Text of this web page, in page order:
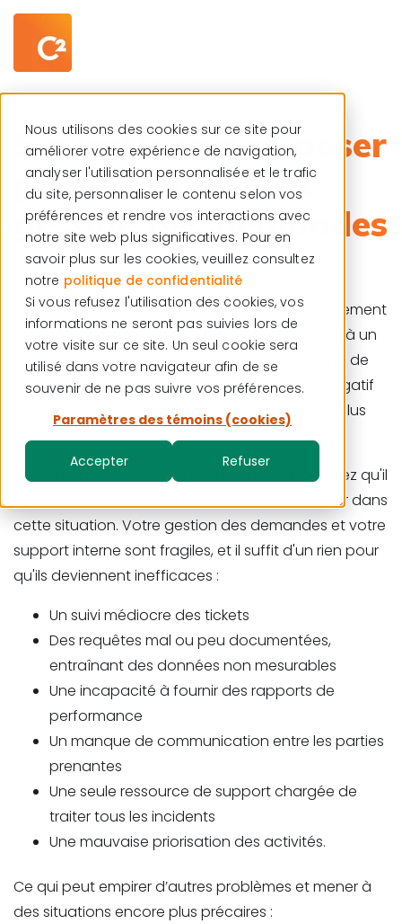
Nous utilisons des cookies sur ce site pour
améliorer votre expérience de navigation,
analyser l'utilisation personnalisée et le trafic
du site, personnaliser le contenu selon vos
préférences et rendre vos interactions avec
notre site web plus significatives. Pour en
savoir plus sur les cookies, veuillez consultez
notre politique de confidentialité
Si vous refusez l'utilisation des cookies, vos
informations ne seront pas suivies lors de
votre visite sur ce site. Un seul cookie sera
utilisé dans votre navigateur afin de se
souvenir de ne pas suivre vos préférences.
Paramètres des témoins (cookies)
Accepter Refuser
Centre de ressources
Français
5 questions à se poser
pour améliorer sa
gestion des demandes
Votre entreprise opère dans une industrie hautement
compétitive où les demandes internes affluent à un
rythme effréné. Malheureusement, votre équipe de
support est submergée et cela a un impact négatif
sur vos résultats, la qualité de votre service et, plus
grave encore, la satisfaction de vos clients !
Si ce n'est pas votre cas, tant mieux, mais sachez qu'il
est plus facile que vous ne le pensez de tomber dans
cette situation. Votre gestion des demandes et votre
support interne sont fragiles, et il suffit d'un rien pour
qu'ils deviennent inefficaces :
Un suivi médiocre des tickets
Des requêtes mal ou peu documentées,
entraînant des données non mesurables
Une incapacité à fournir des rapports de
performance
Un manque de communication entre les parties
prenantes
Une seule ressource de support chargée de
traiter tous les incidents
Une mauvaise priorisation des activités.
Ce qui peut empirer d’autres problèmes et mener à
des situations encore plus précaires :